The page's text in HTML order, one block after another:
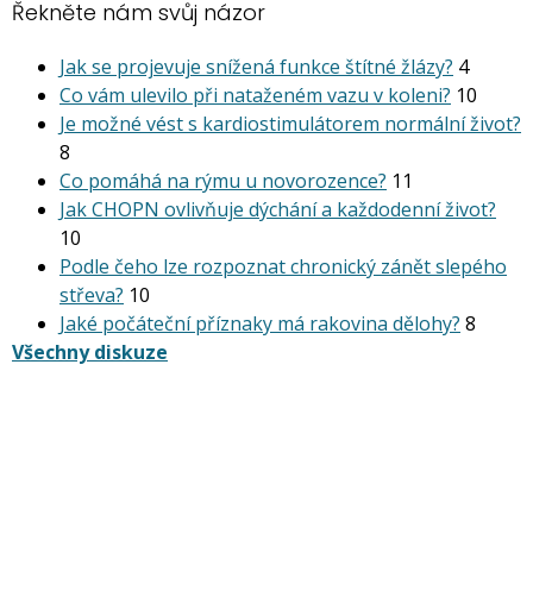
Řekněte nám svůj názor
Jak se projevuje snížená funkce štítné žlázy? 4
Co vám ulevilo při nataženém vazu v koleni? 10
Je možné vést s kardiostimu­látorem normální život?
8
Co pomáhá na rýmu u novorozence? 11
Jak CHOPN ovlivňuje dýchání a každodenní život?
10
Podle čeho lze rozpoznat chronický zánět slepého
střeva? 10
Jaké počáteční příznaky má rakovina dělohy? 8
Všechny diskuze